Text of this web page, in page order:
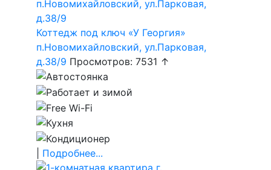
Коттедж под ключ «У Георгия»
п.Новомихайловский, ул.Парковая,
д.38/9 Просмотров: 7531 ↑
Подробнее...